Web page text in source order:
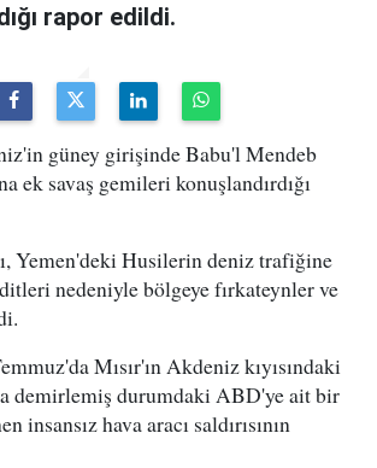
rapor edildi.
güney girişinde Babu'l Mendeb
ek savaş gemileri konuşlandırdığı
Yemen'deki Husilerin deniz trafiğine
nedeniyle bölgeye fırkateynler ve
Mısır'ın Akdeniz kıyısındaki
demirlemiş durumdaki ABD'ye ait bir
insansız hava aracı saldırısının